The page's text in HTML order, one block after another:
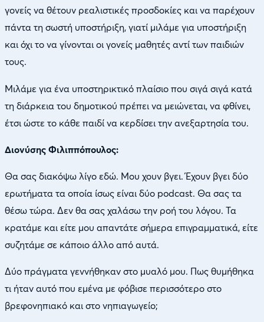
γονείς να θέτουν ρεαλιστικές προσδοκίες και να παρέχουν
πάντα τη σωστή υποστήριξη, γιατί μιλάμε για υποστήριξη
και όχι το να γίνονται οι γονείς μαθητές αντί των παιδιών
τους.
Μιλάμε για ένα υποστηρικτικό πλαίσιο που σιγά σιγά κατά
τη διάρκεια του δημοτικού πρέπει να μειώνεται, να φθίνει,
έτσι ώστε το κάθε παιδί να κερδίσει την ανεξαρτησία του.
Διονύσης Φιλιππόπουλος:
Θα σας διακόψω λίγο εδώ. Μου χουν βγει. Έχουν βγει δύο
ερωτήματα τα οποία ίσως είναι δύο podcast. Θα σας τα
θέσω τώρα. Δεν θα σας χαλάσω την ροή του λόγου. Τα
κρατάμε και είτε μου απαντάτε σήμερα επιγραμματικά, είτε
συζητάμε σε κάποιο άλλο από αυτά.
Δύο πράγματα γεννήθηκαν στο μυαλό μου. Πως θυμήθηκα
τι ήταν αυτό που εμένα με φόβισε περισσότερο στο
βρεφονηπιακό και στο νηπιαγωγείο;